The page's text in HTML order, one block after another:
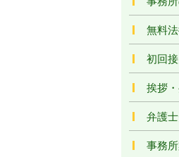
無料
初回
挨拶
弁護
事務